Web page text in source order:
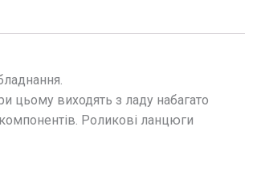
цьому виходять з ладу набагато
Роликові ланцюги